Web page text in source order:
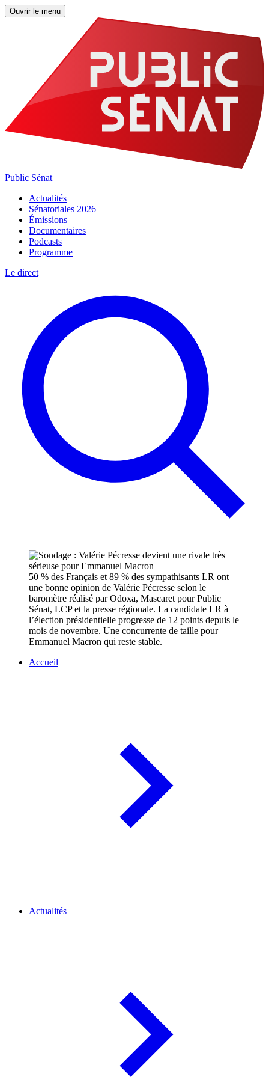
Ouvrir le menu
Public Sénat
Actualités
Sénatoriales 2026
Émissions
Documentaires
Podcasts
Programme
Le direct
50 % des Français et 89 % des sympathisants LR ont
une bonne opinion de Valérie Pécresse selon le
baromètre réalisé par Odoxa, Mascaret pour Public
Sénat, LCP et la presse régionale. La candidate LR à
l’élection présidentielle progresse de 12 points depuis le
mois de novembre. Une concurrente de taille pour
Emmanuel Macron qui reste stable.
Accueil
Actualités